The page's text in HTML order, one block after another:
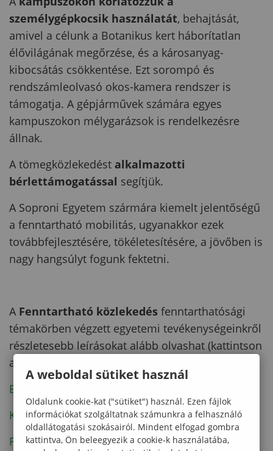
személygépkocsik használatát, behajtását,
amivel a célunk a Botanikus kert háborítatlan
élővilágának megőrzése, és a károsanyag-
kibocsátás csökkentése. Ezt sorompó és
rendszámleolvasó okos-kamera rendszer is
támogatja. A gépjárművek számára egyes
kampuszokon mélygarázsok is rendelkezésre
állnak.
A tömegközlekedést alkalmazotti
bérlettámogatással segítjük.
A Soproni Egyetem szármára kiemelt jelentőségű
a fenntartható mobilitás, ugyanakkor ezek
továbbfejlesztésére, tökéletesítésére, a jövőben is
nagy hangsúlyt fogunk fektetni.
A Fenntartható közlekedés fenntarthatósági
témakörben végzett egyetemi tevékenységeinkről
részletesebb leírásokat alább olvashat (kattintson
a linkekre):
Egyetemi kerékpárok
Kerékpáros szervizpontok
Forgalomcsökkentési megoldások az Egyetem
A weboldal sütiket használ
Oldalunk cookie-kat ("sütiket") használ. Ezen fájlok
információkat szolgáltatnak számunkra a felhasználó
oldallátogatási szokásairól. Mindent elfogad gombra
kattintva, Ön beleegyezik a cookie-k használatába,